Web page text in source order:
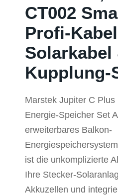
CT002
Profi-
Solarkabel
Kupplung-
Marstek Jupiter C
Energie-Speicher Set
erweiterbares Balkon-
ist die unkomplizierte
Ihre Stecker-
Akkuzellen und